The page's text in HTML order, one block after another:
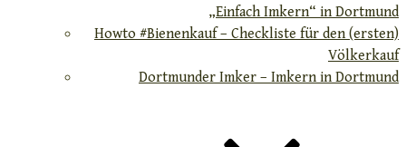
„Einfach Imkern“ in Dortmund
Howto #Bienenkauf – Checkliste für den (ersten)
Völkerkauf
Dortmunder Imker – Imkern in Dortmund